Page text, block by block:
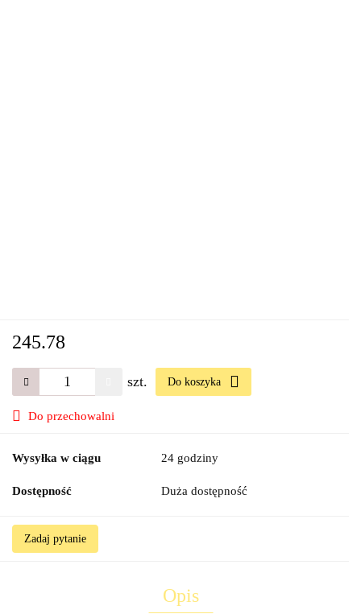
245.78
szt. Do koszyka
Do przechowalni
Wysyłka w ciągu 24 godziny
Dostępność Duża dostępność
Zadaj pytanie
Opis